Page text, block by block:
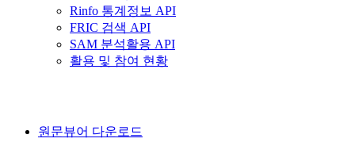
Rinfo 통계정보 API
FRIC 검색 API
SAM 분석활용 API
활용 및 참여 현황
원문뷰어 다운로드